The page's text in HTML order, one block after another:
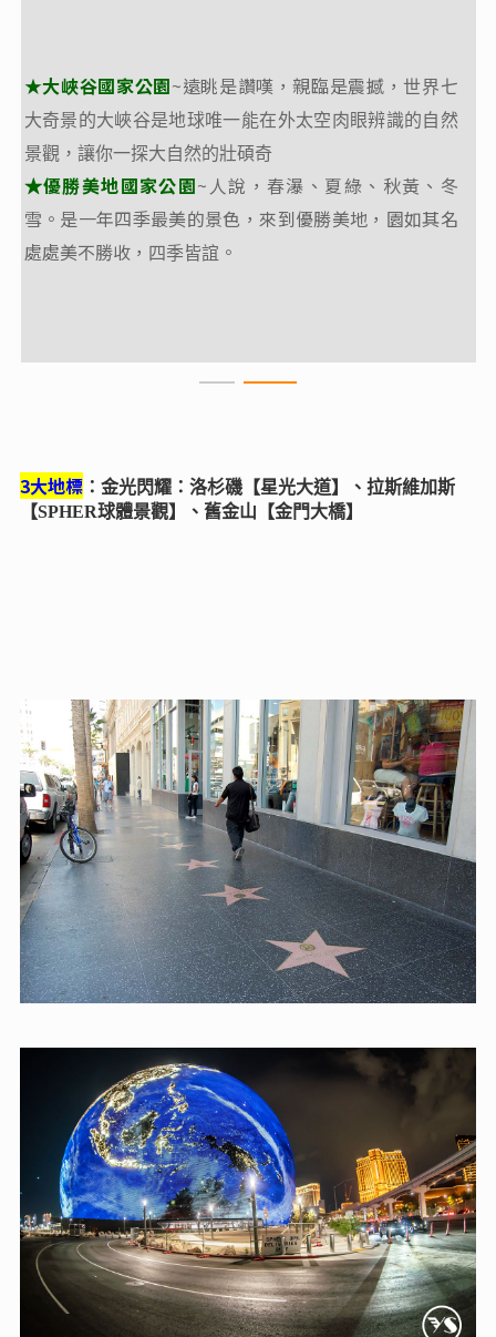
★大峽谷國家公園~遠眺是讚嘆，親臨是震撼， 世界七
大奇景的大峽谷是地球唯一能在外太空肉眼辨識的自然
景觀，讓你一探大自然的壯碩奇
★優勝美地國家公園~人說，春瀑、夏綠、秋黃、冬
雪。是一年四季最美的景色，來到優勝美地，園如其名
處處美不勝收， 四季皆誼 。
★大峽谷國家公園~遠眺是讚嘆，親臨是震撼， 世界七
大奇景的大峽谷是地球唯一能在外太空肉眼辨識的自然
景觀，讓你一探大自然的壯碩奇
★優勝美地國家公園~人說，春瀑、夏綠、秋黃、冬
雪。是一年四季最美的景色，來到優勝美地，園如其名
處處美不勝收， 四季皆誼 。
3大地標：金光閃耀：洛杉磯【星光大道】、拉斯維加斯
【SPHER球體景觀】、舊金山【金門大橋】